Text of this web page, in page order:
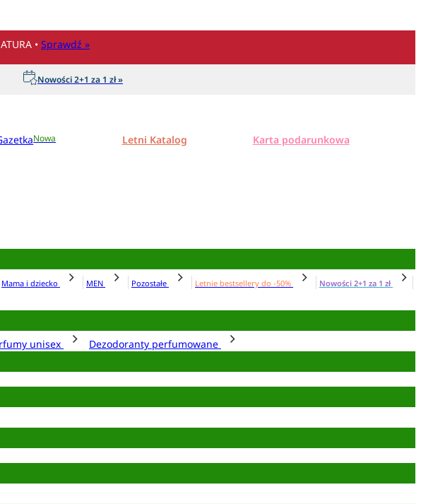
• Sprawdź »
Nowości 2+1 za 1 zł »
Nowa Letni Katalog Karta podarunkowa
Mama i dziecko MEN Pozostałe Letnie bestsellery do -50%
Nowości 2+1 za 1 zł
unisex
Dezodoranty perfumowane